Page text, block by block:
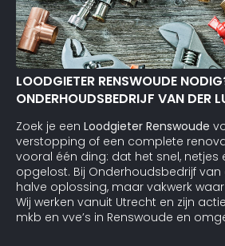
LOODGIETER RENSWOUDE
ONDERHOUDSBEDRIJF VAN DER
Zoek je een Loodgieter Renswoude
verstopping of een complete
vooral één ding: dat het snel, netjes
opgelost. Bij Onderhoudsbedrijf van
halve oplossing, maar vakwerk
Wij werken vanuit Utrecht en zijn
mkb en vve’s in Renswoude en